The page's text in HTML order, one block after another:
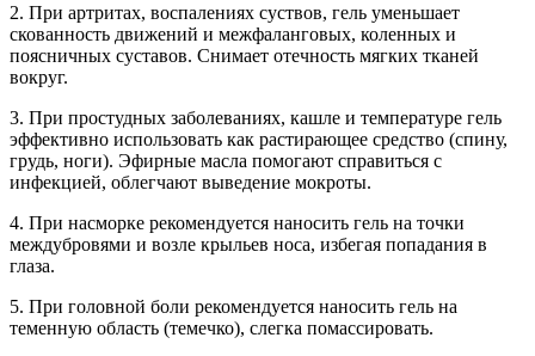
2. При артритах, воспалениях суствов, гель уменьшает
скованность движений и межфаланговых, коленных и
поясничных суставов. Снимает отечность мягких тканей
вокруг.
3. При простудных заболеваниях, кашле и температуре гель
эффективно использовать как растирающее средство (спину,
грудь, ноги). Эфирные масла помогают справиться с
инфекцией, облегчают выведение мокроты.
4. При насморке рекомендуется наносить гель на точки
междубровями и возле крыльев носа, избегая попадания в
глаза.
5. При головной боли рекомендуется наносить гель на
теменную область (темечко), слегка помассировать.